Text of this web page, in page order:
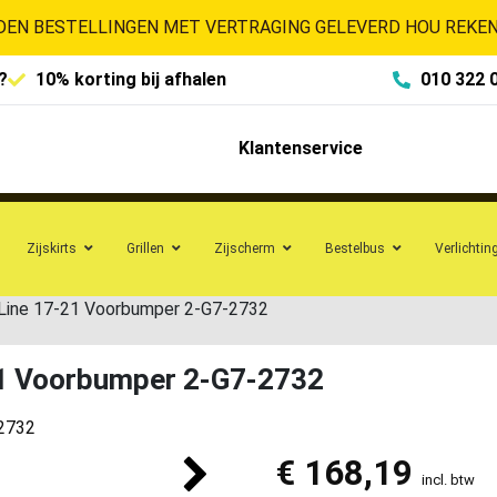
BESTELLINGEN MET VERTRAGING GELEVERD HOU
10% korting bij afhalen 010 322
Klantenservice
Zijskirts Grillen Zijscherm Bestelbus
17-21 Voorbumper 2-G7-2732
Voorbumper 2-G7-2732
€ 168,19 incl. btw